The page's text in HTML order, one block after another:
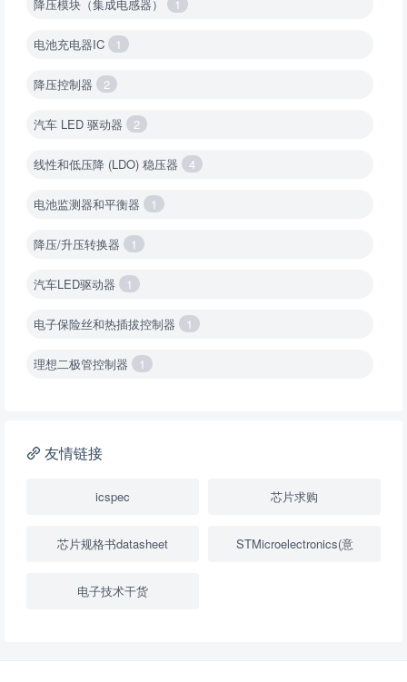
降压模块（集成电感器） 1
电池充电器IC 1
降压控制器 2
汽车 LED 驱动器 2
线性和低压降 (LDO) 稳压器 4
电池监测器和平衡器 1
降压/升压转换器 1
汽车LED驱动器 1
电子保险丝和热插拔控制器 1
理想二极管控制器 1
降压转换器（继承开关）
USB隔离器 1
友情链接
icspec 芯片求购
芯片规格书datasheet STMicroelectronics(意
电子技术干货